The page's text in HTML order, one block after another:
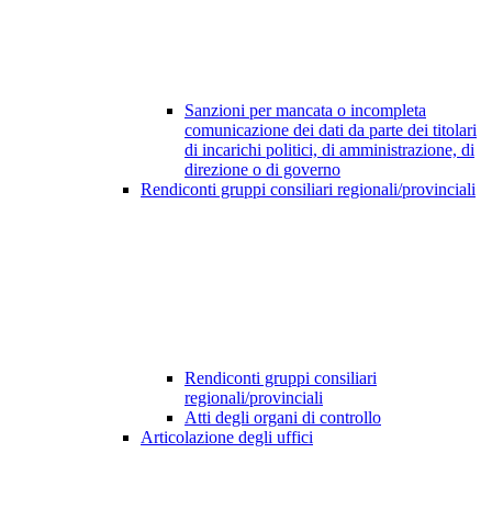
Sanzioni per mancata o incompleta
comunicazione dei dati da parte dei titolari
di incarichi politici, di amministrazione, di
direzione o di governo
Rendiconti gruppi consiliari regionali/provinciali
Rendiconti gruppi consiliari
regionali/provinciali
Atti degli organi di controllo
Articolazione degli uffici